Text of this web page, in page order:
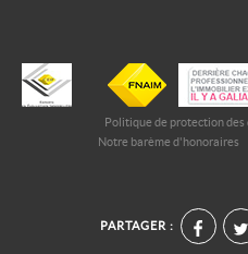
Politique de protection des
Notre barème d'honoraires
PARTAGER :